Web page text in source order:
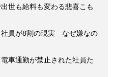
世も給料も変わる悲喜こも
社員が8割の現実 なぜ嫌なの
車通勤が禁止された社員た